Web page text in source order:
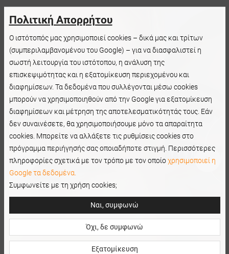
Πολιτική Απορρήτου
Ο ιστότοπός μας χρησιμοποιεί cookies – δικά μας και τρίτων
(συμπεριλαμβανομένου του Google) – για να διασφαλιστεί η
σωστή λειτουργία του ιστότοπου, η ανάλυση της
επισκεψιμότητας και η εξατομίκευση περιεχομένου και
διαφημίσεων. Τα δεδομένα που συλλέγονται μέσω cookies
μπορούν να χρησιμοποιηθούν από την Google για εξατομίκευση
διαφημίσεων και μέτρηση της αποτελεσματικότητάς τους. Εάν
δεν συναινέσετε, θα χρησιμοποιήσουμε μόνο τα απαραίτητα
cookies. Μπορείτε να αλλάξετε τις ρυθμίσεις cookies στο
πρόγραμμα περιήγησής σας οποιαδήποτε στιγμή. Περισσότερες
πληροφορίες σχετικά με τον τρόπο με τον οποίοχρησιμοποιεί η
Google τα δεδομένα.
Συμφωνείτε με τη χρήση cookies;
Ναι, συμφωνώ
Όχι, δε συμφωνώ
Εξατομίκευση